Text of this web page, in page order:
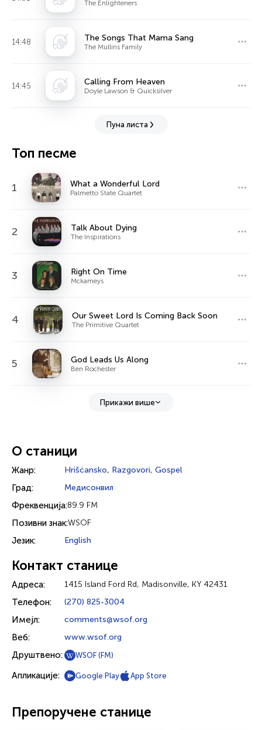
The Enlighteners
14:48 The Songs That Mama Sang
The Mullins Family
14:45 Calling From Heaven
Doyle Lawson & Quicksilver
Пуна листа
Топ песме
1 What a Wonderful Lord
Palmetto State Quartet
2 Talk About Dying
The Inspirations
3 Right On Time
Mckameys
4 Our Sweet Lord Is Coming Back Soon
The Primitive Quartet
5 God Leads Us Along
Ben Rochester
Прикажи више
О станици
Жанр: Hrišćansko, Razgovori, Gospel
Град: Медисонвил
Фреквенција:89.9 FM
Позивни знак:WSOF
Језик: English
Контакт станице
Адреса: 1415 Island Ford Rd, Madisonville, KY 42431
Телефон: (270) 825-3004
Имејл: comments@wsof.org
Веб: www.wsof.org
Друштвено: WSOF (FM)
Апликације: Google Play App Store
Препоручене станице